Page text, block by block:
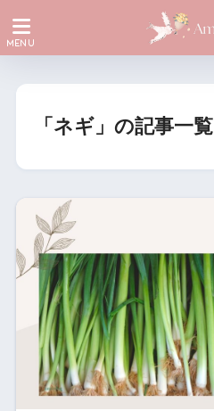
「ネギ」の記事一覧